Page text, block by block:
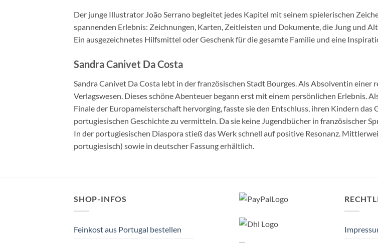
Der junge Illustrator João Serrano begleitet jedes Kapitel mit seinem spielerischen
spannenden Erlebnis: Zeichnungen, Karten, Zeitleisten und Dokumente, die Jung und
Ein ausgezeichnetes Hilfsmittel oder Geschenk für die gesamte Familie und eine
Sandra Canivet Da Costa
Sandra Canivet Da Costa lebt in der französischen Stadt Bourges. Als Absolventin
Verlagswesen. Dieses schöne Abenteuer begann erst mit einem persönlichen Erlebnis.
Finale der Europameisterschaft hervorging, fasste sie den Entschluss, ihren Kindern
portugiesischen Geschichte zu vermitteln. Da sie keine Jugendbücher in französischer
In der portugiesischen Diaspora stieß das Werk schnell auf positive Resonanz.
portugiesisch) sowie in deutscher Fassung erhältlich.
SHOP-INFOS
Feinkost aus Portugal bestellen